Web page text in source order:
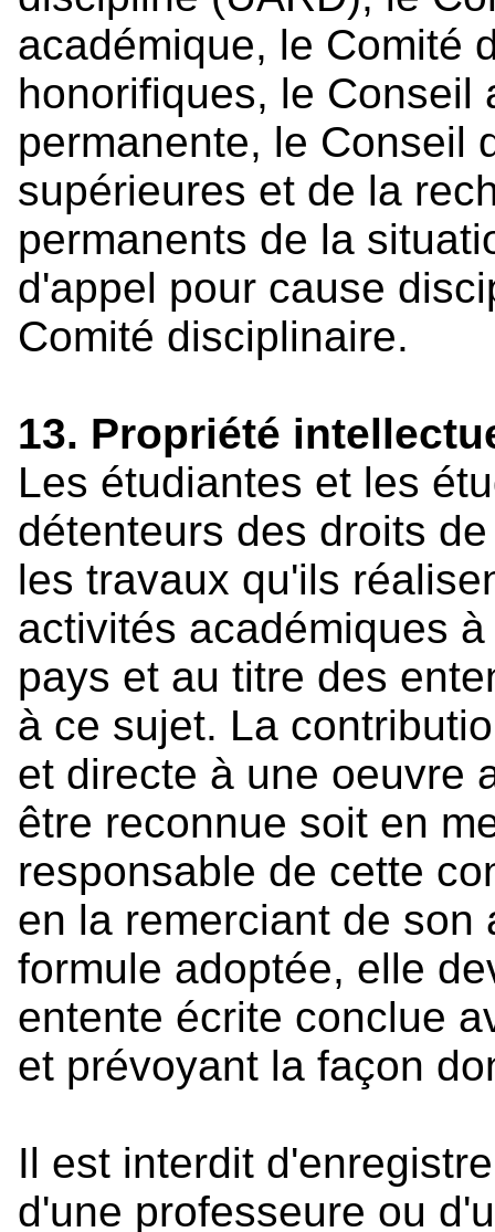
académique, le Comité
honorifiques, le Conseil
permanente, le Conseil
supérieures et de la
permanents de la
d'appel pour cause
Comité disciplinaire.
13. Propriété
Les étudiantes et les
détenteurs des droits
les travaux qu'ils
activités académiques
pays et au titre des
à ce sujet. La
et directe à une oeuvre
être reconnue soit en
responsable de cette
en la remerciant de son
formule adoptée, elle
entente écrite conclue
et prévoyant la façon
Il est interdit
d'une professeure ou